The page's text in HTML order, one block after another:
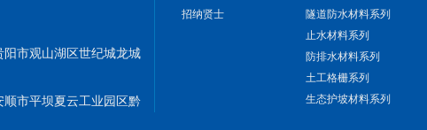
市观山湖区世纪城龙城
市平坝夏云工业园区黔
招纳贤士
隧道防水材料系列
止水材料系列
防排水材料系列
土工格栅系列
生态护坡材料系列